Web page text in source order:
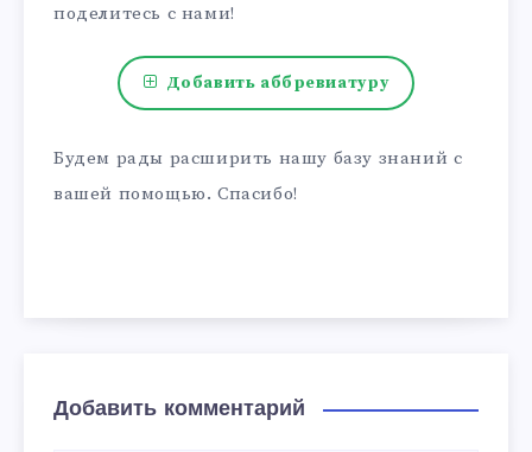
поделитесь с нами!
Добавить аббревиатуру
Будем рады расширить нашу базу знаний с
вашей помощью. Спасибо!
Добавить комментарий